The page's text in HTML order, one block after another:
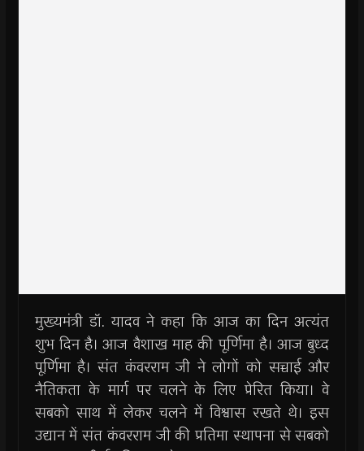
मुख्यमंत्री डॉ. यादव ने कहा कि आज का दिन अत्यंत
शुभ दिन है। आज वैशाख माह की पूर्णिमा है। आज बुध्द
पूर्णिमा है। संत कंवरराम जी ने लोगों को सच्चाई और
नैतिकता के मार्ग पर चलने के लिए प्रेरित किया। वे
सबको साथ में लेकर चलने में विश्वास रखते थे। इस
उद्यान में संत कंवरराम जी की प्रतिमा स्थापना से सबको